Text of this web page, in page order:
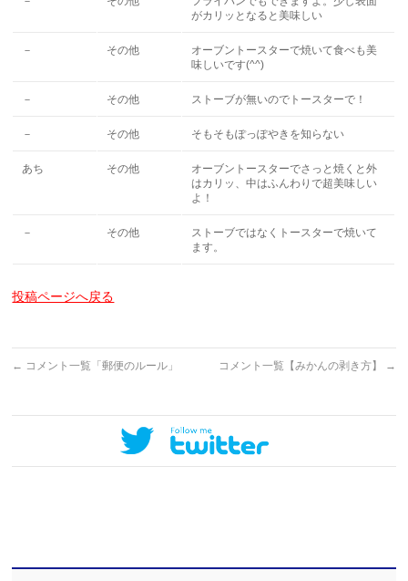
がカリッとなると美味しい
－ その他
オーブントースターで焼いて食べも美
味しいです(^^)
－ その他 ストーブが無いのでトースターで！
－ その他 そもそもぽっぽやきを知らない
あち その他
オーブントースターでさっと焼くと外
はカリッ、中はふんわりで超美味しい
よ！
－ その他
ストーブではなくトースターで焼いて
ます。
投稿ページへ戻る
← コメント一覧「郵便のルール」 コメント一覧【みかんの剥き方】 →